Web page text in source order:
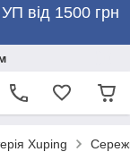
від 1500 грн
Xuping